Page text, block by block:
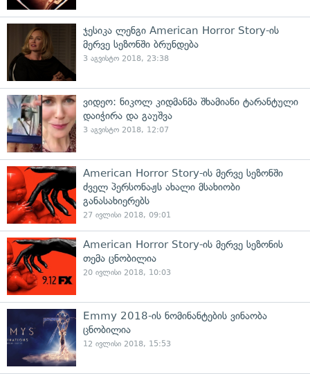
ჯესიკა ლენგი American Horror Story-ის
მერვე სეზონში ბრუნდება
3 აგვისტო 2018, 23:38
ვიდეო: ნიკოლ კიდმანმა შხამიანი ტარანტული
დაიჭირა და გაუშვა
3 აგვისტო 2018, 12:07
American Horror Story-ის მერვე სეზონში
ძველ პერსონაჟს ახალი მსახიობი
განასახიერებს
27 ივლისი 2018, 09:01
American Horror Story-ის მერვე სეზონის
თემა ცნობილია
20 ივლისი 2018, 10:03
Emmy 2018-ის ნომინანტების ვინაობა
ცნობილია
12 ივლისი 2018, 15:53